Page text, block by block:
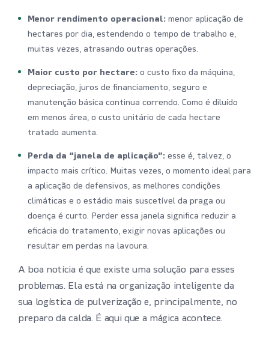
Menor rendimento operacional: menor aplicação de
hectares por dia, estendendo o tempo de trabalho e,
muitas vezes, atrasando outras operações.
Maior custo por hectare: o custo fixo da máquina,
depreciação, juros de financiamento, seguro e
manutenção básica continua correndo. Como é diluído
em menos área, o custo unitário de cada hectare
tratado aumenta.
Perda da “janela de aplicação”: esse é, talvez, o
impacto mais crítico. Muitas vezes, o momento ideal para
a aplicação de defensivos, as melhores condições
climáticas e o estádio mais suscetível da praga ou
doença é curto. Perder essa janela significa reduzir a
eficácia do tratamento, exigir novas aplicações ou
resultar em perdas na lavoura.
A boa notícia é que existe uma solução para esses
problemas. Ela está na organização inteligente da
sua logística de pulverização e, principalmente, no
preparo da calda. É aqui que a mágica acontece.